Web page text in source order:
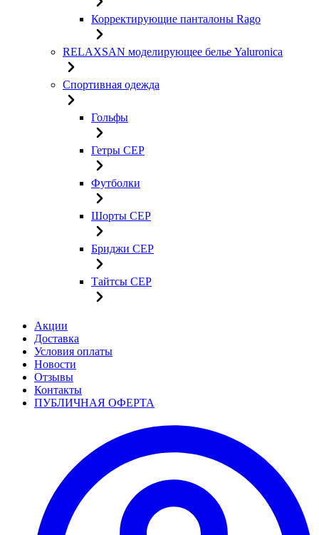
Корректирующие панталоны Rago
RELAXSAN моделирующее белье Yaluroniсa
Спортивная одежда
Гольфы
Гетры CEP
Футболки
Шорты CEP
Бриджи CEP
Тайтсы CEP
Акции
Доставка
Условия оплаты
Новости
Отзывы
Контакты
ПУБЛИЧНАЯ ОФЕРТА